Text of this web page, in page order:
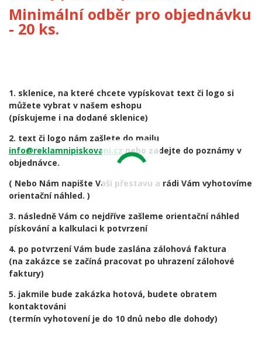
Minimální odběr pro objednávku
- 20 ks.
1. sklenice, na které chcete vypískovat text či logo si
můžete vybrat v našem eshopu
(pískujeme i na dodané sklenice)
2. text či logo nám zašlete do mailu
info@reklamnipiskovani.cz nebo zadejte do poznámy v
objednávce.
( Nebo Nám napište Vaši přestavu a rádi Vám vyhotovíme
orientační náhled. )
3. následně Vám co nejdříve zašleme orientační náhled
pískování a kalkulaci k potvrzení
4. po potvrzení Vám bude zaslána zálohová faktura
(na zakázce se začíná pracovat po uhrazení zálohové
faktury)
5. jakmile bude zakázka hotová, budete obratem
kontaktováni
(termín vyhotovení je do 10 dnů nebo dle dohody)